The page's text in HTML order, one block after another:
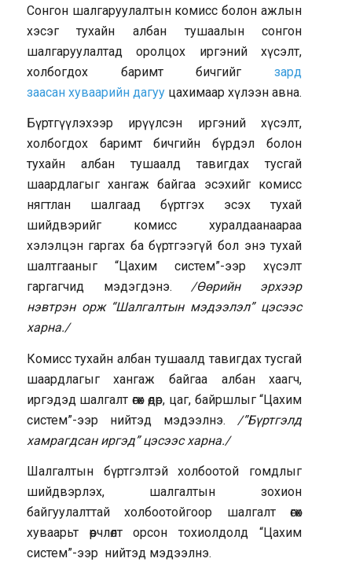
Сонгон шалгаруулалтын комисс болон ажлын
хэсэг тухайн албан тушаалын сонгон
шалгаруулалтад оролцох иргэний хүсэлт,
холбогдох баримт бичгийгзард
заасан хуваарийн дагуу цахимаар хүлээн авна.
Бүртгүүлэхээр ирүүлсэн иргэний хүсэлт,
холбогдох баримт бичгийн бүрдэл болон
тухайн албан тушаалд тавигдах тусгай
шаардлагыг хангаж байгаа эсэхийг комисс
нягтлан шалгаад бүртгэх эсэх тухай
шийдвэрийг комисс хуралдаанаараа
хэлэлцэн гаргах ба бүртгээгүй бол энэ тухай
шалтгааныг “Цахим систем”-ээр хүсэлт
гаргагчид мэдэгдэнэ./Өөрийн эрхээр
нэвтрэн орж “Шалгалтын мэдээлэл” цэсээс
харна./
Комисс тухайн албан тушаалд тавигдах тусгай
шаардлагыг хангаж байгаа албан хаагч,
иргэдэд шалгалт өгөх өдөр, цаг, байршлыг “Цахим
систем”-ээр нийтэд мэдээлнэ. /”Бүртгэлд
хамрагдсан иргэд” цэсээс харна./
Шалгалтын бүртгэлтэй холбоотой гомдлыг
шийдвэрлэх, шалгалтын зохион
байгуулалттай холбоотойгоор шалгалт өгөх
хуваарьт өөрчлөлт орсон тохиолдолд “Цахим
систем”-ээр нийтэд мэдээлнэ.